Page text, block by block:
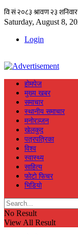
Saturday, August 8,
Login
हाेमपेज
मुख्य खबर
समाचार
स्थानीय समाचार
मनाेरञ्जन
खेलकुद
पत्रपत्रिका
विश्व
स्वास्थ्य
साहित्य
फाेटाे फिचर
भिडियाे
No Result
View All Result